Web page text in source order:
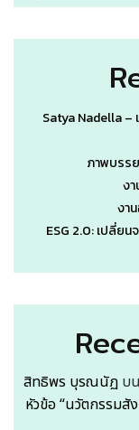
Satya Nadella –
ภาพบรร
ง
งา
ESG 2.0: เปลี่ยน
สิทธิพร บุรณนัฏ บน
หัวข้อ “นวัตกรรมสั